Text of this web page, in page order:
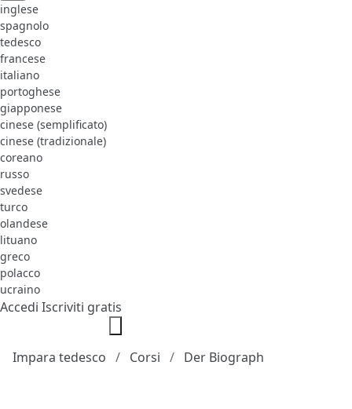
inglese
spagnolo
tedesco
francese
italiano
portoghese
giapponese
cinese (semplificato)
cinese (tradizionale)
coreano
russo
svedese
turco
olandese
lituano
greco
polacco
ucraino
Accedi Iscriviti gratis
Impara tedesco Corsi Der Biograph